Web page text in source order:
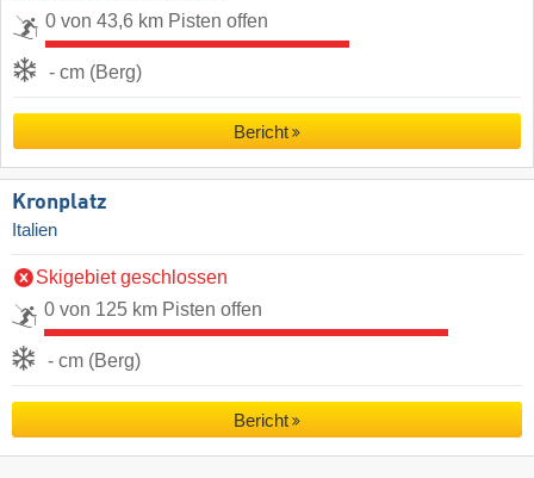
0 von 43,6 km Pisten offen
- cm (Berg)
Bericht
Kronplatz
Italien
Skigebiet geschlossen
0 von 125 km Pisten offen
- cm (Berg)
Bericht